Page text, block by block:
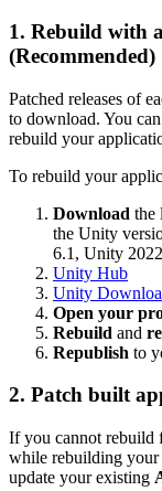
1. Rebuild with
(Recommended)
Patched releases of
to download. You
rebuild your
To rebuild your
Download the
the Unity
6.1, Unity
Unity Hub
Unity
Open your
Rebuild and
Republish to
2. Patch built
If you cannot rebuild
while rebuilding your
update your existing